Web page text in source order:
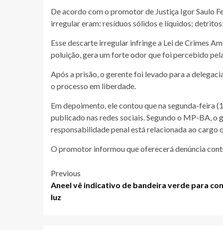
De acordo com o promotor de Justiça Igor Saulo
irregular eram: resíduos sólidos e líquidos;
Esse descarte irregular infringe a Lei de Crimes
poluição, gera um forte odor que foi percebido
Após a prisão, o gerente foi levado para a
o processo em liberdade.
Em depoimento, ele contou que na segunda-feira
publicado nas redes sociais. Segundo o MP-BA,
responsabilidade penal está relacionada ao cargo
O promotor informou que oferecerá denúncia
Post
navigation
Previous
Aneel vê indicativo de bandeira verde para
luz